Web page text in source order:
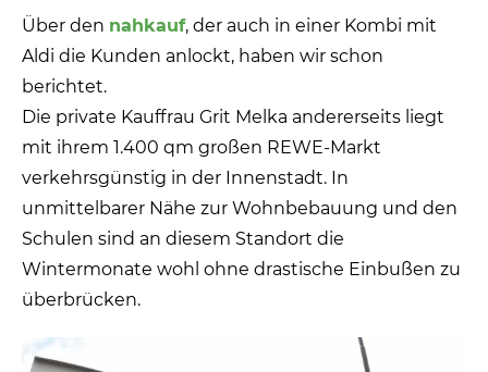
Über den nahkauf, der auch in einer Kombi mit
Aldi die Kunden anlockt, haben wir schon
berichtet.
Die private Kauffrau Grit Melka andererseits liegt
mit ihrem 1.400 qm großen REWE-Markt
verkehrsgünstig in der Innenstadt. In
unmittelbarer Nähe zur Wohnbebauung und den
Schulen sind an diesem Standort die
Wintermonate wohl ohne drastische Einbußen zu
überbrücken.